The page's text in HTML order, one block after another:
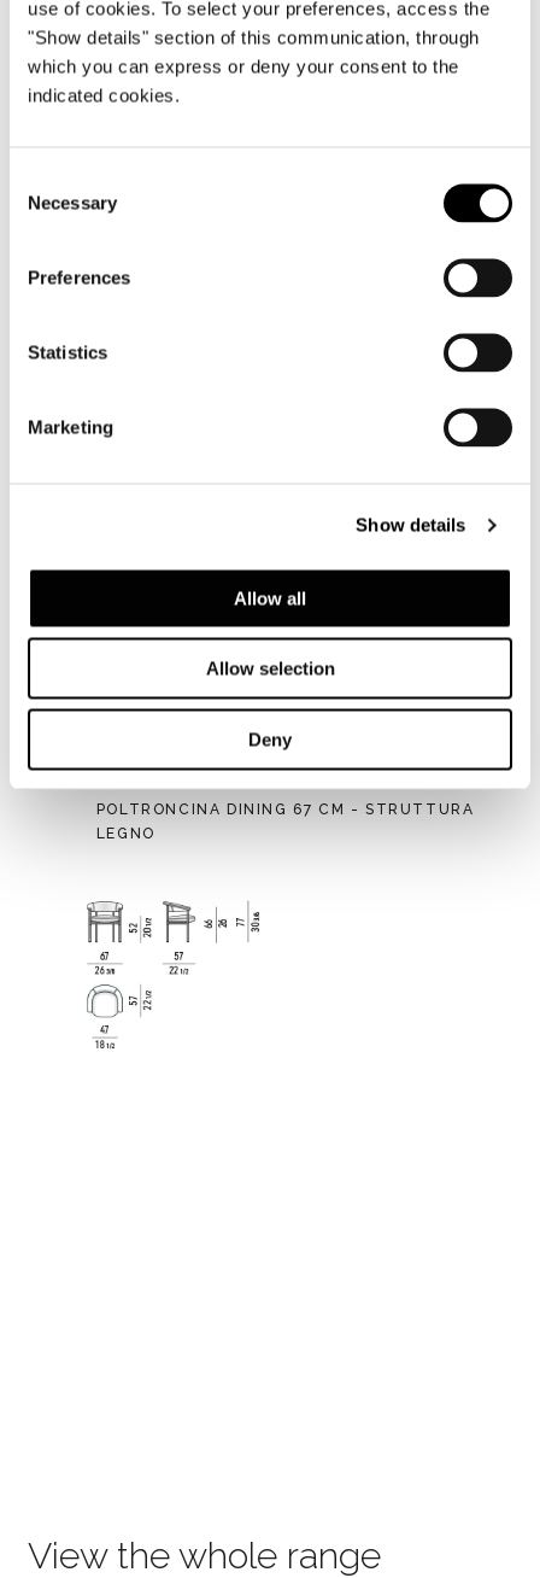
use of cookies. To select your preferences, access the
"Show details" section of this communication, through
which you can express or deny your consent to the
indicated cookies.
Selection
Necessary
Preferences
Statistics
Marketing
Show details
Allow all
Allow selection
Deny
SHARE FIND A DEALER
POLTRONCINA DINING 67 CM - STRUTTURA
LEGNO
View the whole range